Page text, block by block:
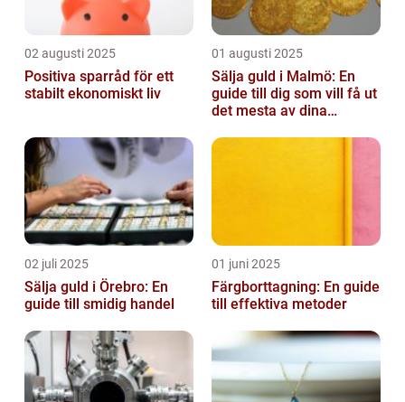
02 augusti 2025
Positiva sparråd för ett
stabilt ekonomiskt liv
01 augusti 2025
Sälja guld i Malmö: En
guide till dig som vill få ut
det mesta av dina
02 juli 2025
Sälja guld i Örebro: En
guide till smidig handel
01 juni 2025
Färgborttagning: En guide
till effektiva metoder